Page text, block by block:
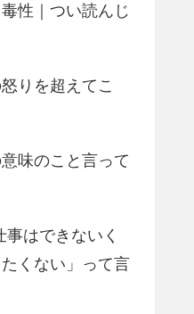
性｜つい読んじ
りを超えてこ
味のこと言って
はできないく
くない」って言